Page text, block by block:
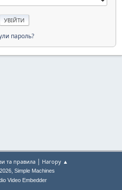
пароль?
та правила | Нагору ▲
, Simple Machines
Video Embedder